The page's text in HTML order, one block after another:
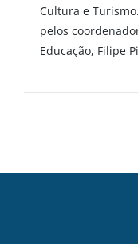
Cultura e
pelos
Educação, Filipe